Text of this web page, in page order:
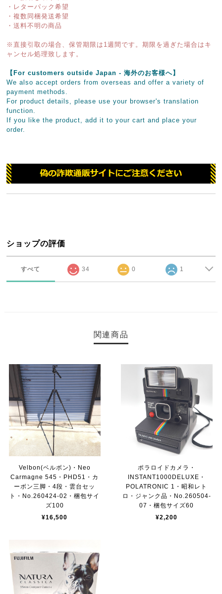
・レターパック希望
・複数同梱発送希望
・送料不明の商品
※直接引取の場合、保管期限は1週間です。期限を過ぎた場合はキ
ャンセル処理致します。
【For customers outside Japan - 海外のお客様へ】
We also accept orders from overseas and offer a variety of
payment methods.
For product details, please use your browser's translation
function.
If you like the product, add it to your cart and place your
order.
ショップの評価
すべて 34 0 1
関連商品
Velbon(ベルボン)・Neo
Carmagne 545・PHD51・カ
ーボン三脚・4段・雲台セッ
ト・No.260424-02・梱包サイ
ズ100
¥16,500
ポラロイドカメラ・
INSTANT1000DELUXE・
POLATRONIC 1・昭和レト
ロ・ジャンク品・No.260504-
07・梱包サイズ60
¥2,200